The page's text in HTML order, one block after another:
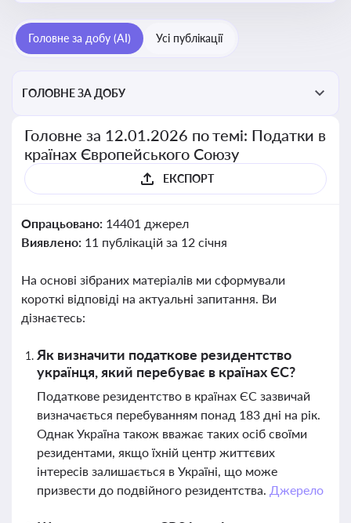
Головне за добу (AI) Усі публікації
ГОЛОВНЕ ЗА ДОБУ
Головне за 12.01.2026 по темі: Податки в
країнах Європейського Союзу
ЕКСПОРТ
Опрацьовано: 14401 джерел
Виявлено: 11 публікацій за 12 січня
На основі зібраних матеріалів ми сформували
короткі відповіді на актуальні запитання. Ви
дізнаєтесь:
Як визначити податкове резидентство
українця, який перебуває в країнах ЄС?
Податкове резидентство в країнах ЄС зазвичай
визначається перебуванням понад 183 дні на рік.
Однак Україна також вважає таких осіб своїми
резидентами, якщо їхній центр життєвих
інтересів залишається в Україні, що може
призвести до подвійного резидентства. Джерело